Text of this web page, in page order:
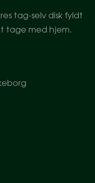
tag-selv disk fyldt
tage med hjem.